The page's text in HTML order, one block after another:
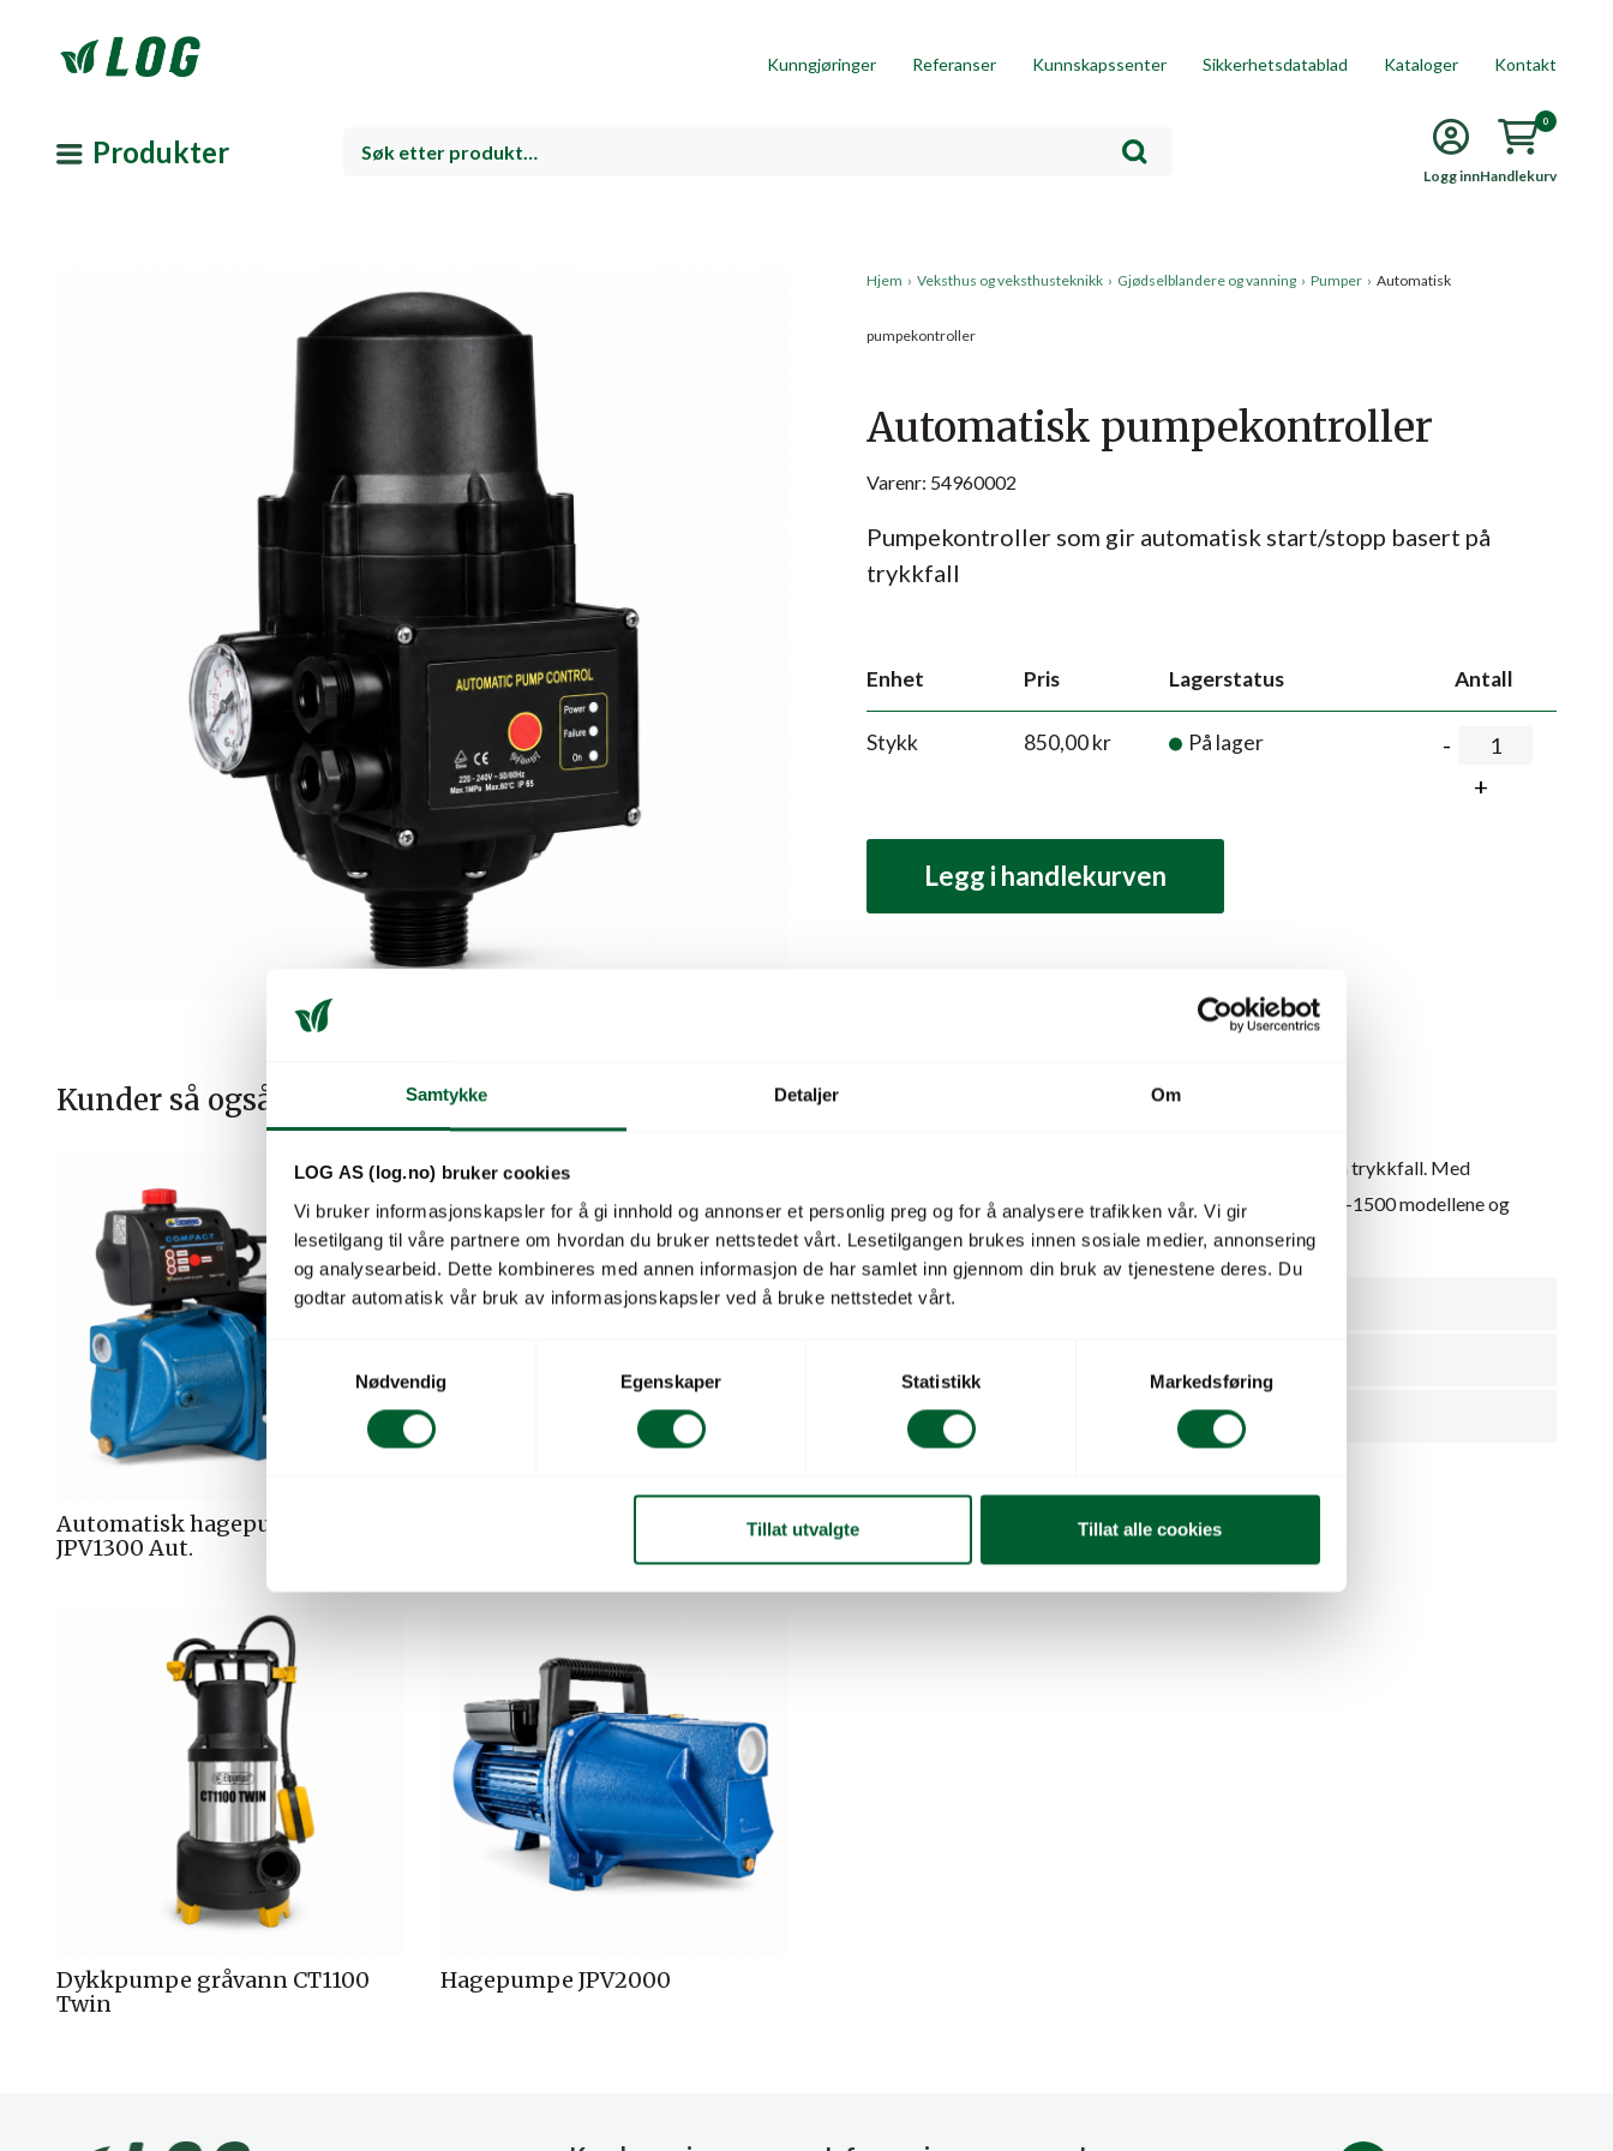
Samtykke Detaljer Om
LOG AS (log.no) bruker cookies
Vi bruker informasjonskapsler for å gi innhold og annonser et personlig preg og for å analysere trafikken vår. Vi gir
lesetilgang til våre partnere om hvordan du bruker nettstedet vårt. Lesetilgangen brukes innen sosiale medier, annonsering
og analysearbeid. Dette kombineres med annen informasjon de har samlet inn gjennom din bruk av tjenestene deres. Du
godtar automatisk vår bruk av informasjonskapsler ved å bruke nettstedet vårt.
m
k
v
a
g
Nødvendig Egenskaper Statistikk Markedsføring
Tillat utvalgte Tillat alle cookies
Kunngjøringer Referanser Kunnskapssenter Sikkerhetsdatablad Kataloger Kontakt
Produkter
Logg innHandlekurv
0
Kunder så også på
Automatisk hagepumpe
JPV1300 Aut.
Dykkpumpe gråvann CT1100
Twin
Hagepumpe JPV2000
Hjem › Veksthus og veksthusteknikk › Gjødselblandere og vanning › Pumper › Automatisk
pumpekontroller
Automatisk pumpekontroller
Varenr: 54960002
Pumpekontroller som gir automatisk start/stopp basert på
trykkfall
Enhet Pris Lagerstatus Antall
Stykk 850,00kr På lager
Legg i handlekurven
Relaterte produkter
Pumpekontroller som gir automatisk start/stopp basert på trykkfall. Med
tørrkjøringsvern. Passer til 1″ tilkopling. Passer til JPV 600-1500 modellene og
VB50/1500.
Pumpetype
Salgsenhet Stykk